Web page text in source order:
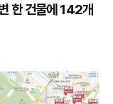
한 건물에 142개